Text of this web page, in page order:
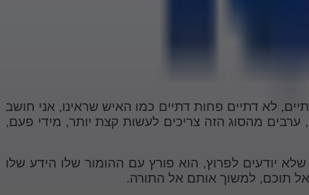
לא דתיים פחות דתיים כמו האיש שראינו, אני חושב
ערבים מהסוג הזה צריכים לעשות קצת יותר, מידי פעם,
יודעים לפרוץ, הוא פורץ עם ההומור שלו הידע שלו
אל תוכם, למשוך אותם אל התורה.